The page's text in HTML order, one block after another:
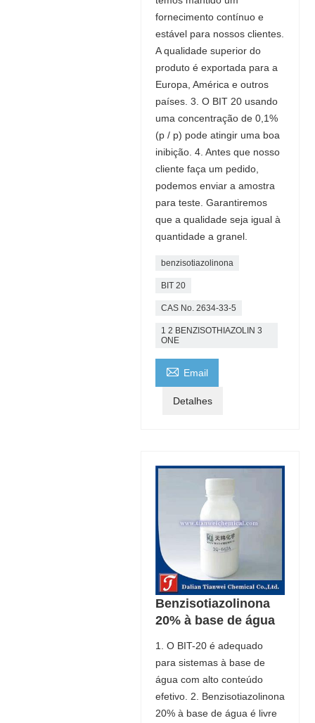
fornecimento contínuo e
estável para nossos clientes.
A qualidade superior do
produto é exportada para a
Europa, América e outros
países. 3. O BIT 20 usando
uma concentração de 0,1%
(p / p) pode atingir uma boa
inibição. 4. Antes que nosso
cliente faça um pedido,
podemos enviar a amostra
para teste. Garantiremos
que a qualidade seja igual à
quantidade a granel.
benzisotiazolinona
BIT 20
CAS No. 2634-33-5
1 2 BENZISOTHIAZOLIN 3
ONE
 Email
Detalhes
Benzisotiazolinona
20% à base de água
1. O BIT-20 é adequado
para sistemas à base de
água com alto conteúdo
efetivo. 2. Benzisotiazolinona
20% à base de água é livre